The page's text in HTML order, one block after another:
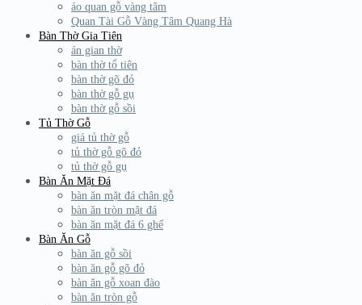
áo quan gỗ vàng tâm
Quan Tài Gỗ Vàng Tâm Quang Hà
Bàn Thờ Gia Tiên
án gian thờ
bàn thờ tổ tiên
bàn thờ gõ đỏ
bàn thờ gỗ gụ
bàn thờ gỗ sồi
Tủ Thờ Gỗ
giá tủ thờ gỗ
tủ thờ gỗ gõ đỏ
tủ thờ gỗ gụ
Bàn Ăn Mặt Đá
bàn ăn mặt đá chân gỗ
bàn ăn tròn mặt đá
bàn ăn mặt đá 6 ghế
Bàn Ăn Gỗ
bàn ăn gỗ sồi
bàn ăn gỗ gõ đỏ
bàn ăn gỗ xoan đào
bàn ăn tròn gỗ